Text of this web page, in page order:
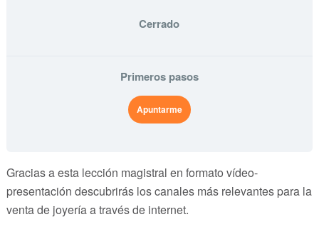
Cerrado
Primeros pasos
Apuntarme
Gracias a esta lección magistral en formato vídeo-
presentación descubrirás los canales más relevantes para la
venta de joyería a través de internet.